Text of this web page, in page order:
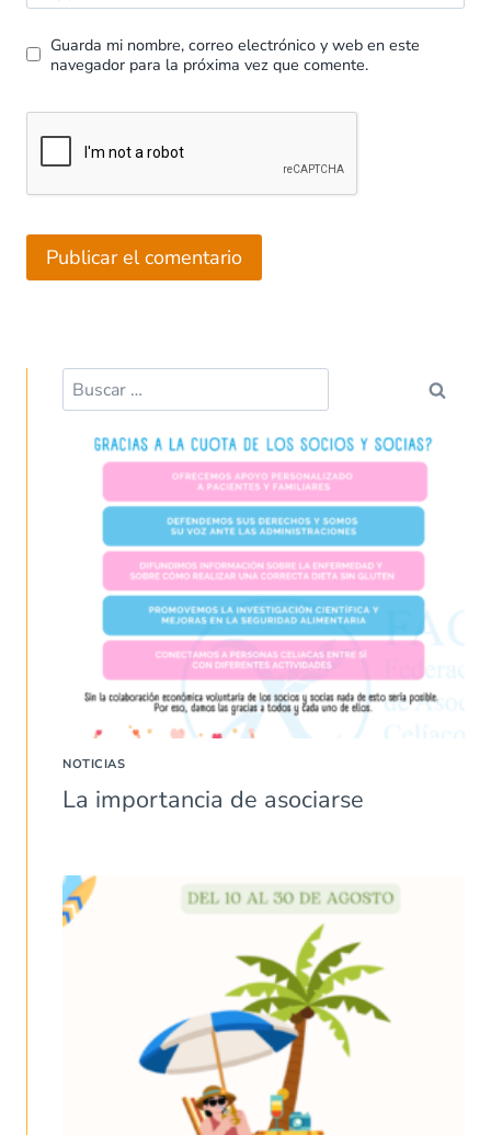
Guarda mi nombre, correo electrónico y web en este
navegador para la próxima vez que comente.
Buscar:
NOTICIAS
La importancia de asociarse